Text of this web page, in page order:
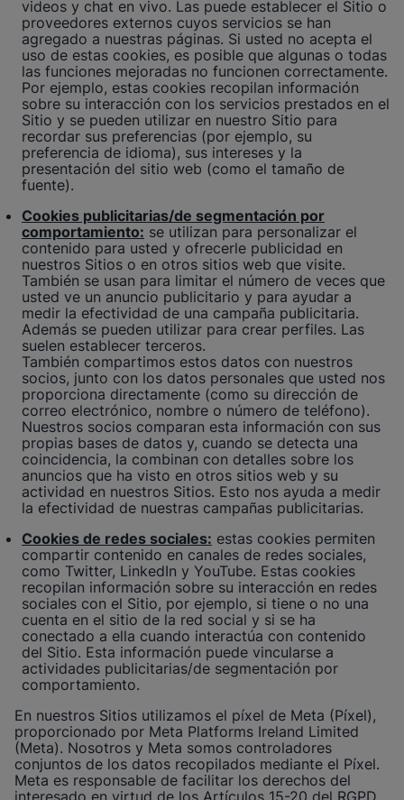
videos y chat en vivo. Las puede establecer el Sitio o
proveedores externos cuyos servicios se han
agregado a nuestras páginas. Si usted no acepta el
uso de estas cookies, es posible que algunas o todas
las funciones mejoradas no funcionen correctamente.
Por ejemplo, estas cookies recopilan información
sobre su interacción con los servicios prestados en el
Sitio y se pueden utilizar en nuestro Sitio para
recordar sus preferencias (por ejemplo, su
preferencia de idioma), sus intereses y la
presentación del sitio web (como el tamaño de
fuente).
Cookies publicitarias/de segmentación por
comportamiento: se utilizan para personalizar el
contenido para usted y ofrecerle publicidad en
nuestros Sitios o en otros sitios web que visite.
También se usan para limitar el número de veces que
usted ve un anuncio publicitario y para ayudar a
medir la efectividad de una campaña publicitaria.
Además se pueden utilizar para crear perfiles. Las
suelen establecer terceros.
También compartimos estos datos con nuestros
socios, junto con los datos personales que usted nos
proporciona directamente (como su dirección de
correo electrónico, nombre o número de teléfono).
Nuestros socios comparan esta información con sus
propias bases de datos y, cuando se detecta una
coincidencia, la combinan con detalles sobre los
anuncios que ha visto en otros sitios web y su
actividad en nuestros Sitios. Esto nos ayuda a medir
la efectividad de nuestras campañas publicitarias.
Cookies de redes sociales: estas cookies permiten
compartir contenido en canales de redes sociales,
como Twitter, LinkedIn y YouTube. Estas cookies
recopilan información sobre su interacción en redes
sociales con el Sitio, por ejemplo, si tiene o no una
cuenta en el sitio de la red social y si se ha
conectado a ella cuando interactúa con contenido
del Sitio. Esta información puede vincularse a
actividades publicitarias/de segmentación por
comportamiento.
En nuestros Sitios utilizamos el píxel de Meta (Píxel),
proporcionado por Meta Platforms Ireland Limited
(Meta). Nosotros y Meta somos controladores
conjuntos de los datos recopilados mediante el Píxel.
Meta es responsable de facilitar los derechos del
interesado en virtud de los Artículos 15-20 del RGPD,